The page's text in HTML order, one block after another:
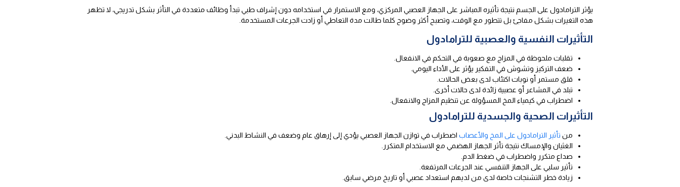
يؤثر الترامادول على الجسم نتيجة تأثيره المباشر على الجهاز العصبي المركزي، ومع الاستمرار في استخدامه دون إشراف طبي تبدأ وظائف متعددة في التأثر بشكل تدريجي، لا تظهر
هذه التغيرات بشكل مفاجئ بل تتطور مع الوقت، وتصبح أكثر وضوح كلما طالت مدة التعاطي أو زادت الجرعات المستخدمة.
التأثيرات النفسية والعصبية للترامادول
تقلبات ملحوظة في المزاج مع صعوبة في التحكم في الانفعال.
ضعف التركيز وتشوش في التفكير يؤثر على الأداء اليومي.
قلق مستمر أو نوبات اكتئاب لدى بعض الحالات.
تبلد في المشاعر أو عصبية زائدة لدى حالات أخرى.
اضطراب في كيمياء المخ المسؤولة عن تنظيم المزاج والانفعال.
التأثيرات الصحية والجسدية للترامادول
من تأثير الترامادول على المخ والأعصاب اضطراب في توازن الجهاز العصبي يؤدي إلى إرهاق عام وضعف في النشاط البدني.
الغثيان والإمساك نتيجة تأثر الجهاز الهضمي مع الاستخدام المتكرر.
صداع متكرر واضطراب في ضغط الدم.
تأثير سلبي على الجهاز التنفسي عند الجرعات المرتفعة.
زيادة خطر التشنجات خاصة لدى من لديهم استعداد عصبي أو تاريخ مرضي سابق.